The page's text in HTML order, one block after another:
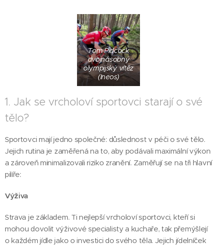
Tom Pidcock
dvojnásobný
olympijský vítěz
(Ineos)
1. Jak se vrcholoví sportovci starají o své
tělo?
Sportovci mají jedno společné: důslednost v péči o své tělo.
Jejich rutina je zaměřená na to, aby podávali maximální výkon
a zároveň minimalizovali riziko zranění. Zaměřují se na tři hlavní
pilíře:
Výživa
Strava je základem. Ti nejlepší vrcholoví sportovci, kteří si
mohou dovolit výživové specialisty a kuchaře, tak přemýšlejí
o každém jídle jako o investici do svého těla. Jejich jídelníček